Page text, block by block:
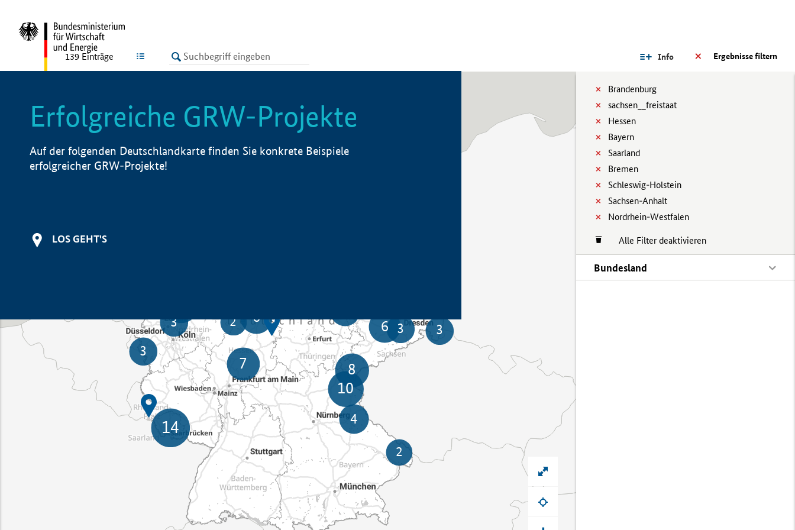
LISTE Ergebnisse filtern
Info
Brandenburg
sachsen__freistaat
Hessen
Bayern
Saarland
Bremen
Schleswig-Holstein
Sachsen-Anhalt
Nordrhein-Westfalen
Alle Filter deaktivieren
Bundesland
139 Einträge
Erfolgreiche GRW-Projekte
Auf der folgenden Deutschlandkarte finden Sie konkrete Beispiele
erfolgreicher GRW-Projekte!
LOS GEHT'S